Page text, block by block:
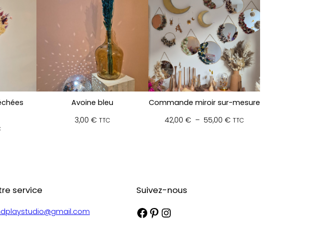
é
c
h
é
e
s
m
Avoine bleu
3,00 € TTC
Commande miroir sur-mesure
42,00 € – 55,00 €Plage
TTC
service Suivez-nous
Facebook Pinterest Instagram